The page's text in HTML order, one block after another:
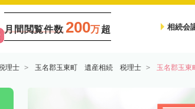
月間閲覧件数 200万超 相続会
理士 玉名郡玉東町 遺産相続 税理士 玉名郡玉